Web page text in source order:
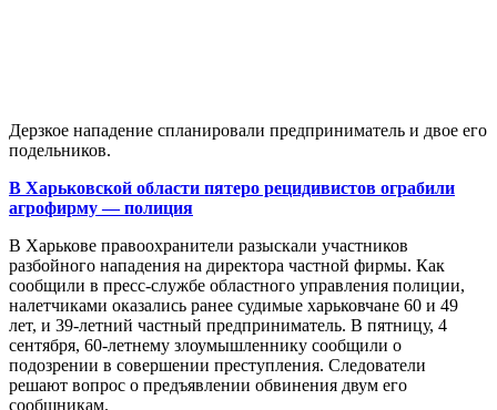
Дерзкое нападение спланировали предприниматель и двое его
подельников.
В Харьковской области пятеро рецидивистов ограбили
агрофирму — полиция
В Харькове правоохранители разыскали участников
разбойного нападения на директора частной фирмы. Как
сообщили в пресс-службе областного управления полиции,
налетчиками оказались ранее судимые харьковчане 60 и 49
лет, и 39-летний частный предприниматель. В пятницу, 4
сентября, 60-летнему злоумышленнику сообщили о
подозрении в совершении преступления. Следователи
решают вопрос о предъявлении обвинения двум его
сообщникам.